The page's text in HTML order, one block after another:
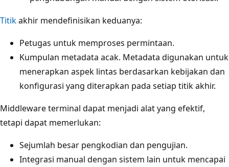
Titikakhir mendefinisikan keduanya:
Petugas untuk memproses permintaan.
Kumpulan metadata acak. Metadata digunakan untuk
menerapkan aspek lintas berdasarkan kebijakan dan
konfigurasi yang diterapkan pada setiap titik akhir.
Middleware terminal dapat menjadi alat yang efektif,
tetapi dapat memerlukan:
Sejumlah besar pengkodian dan pengujian.
Integrasi manual dengan sistem lain untuk mencapai